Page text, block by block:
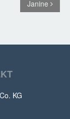
Janine
KG